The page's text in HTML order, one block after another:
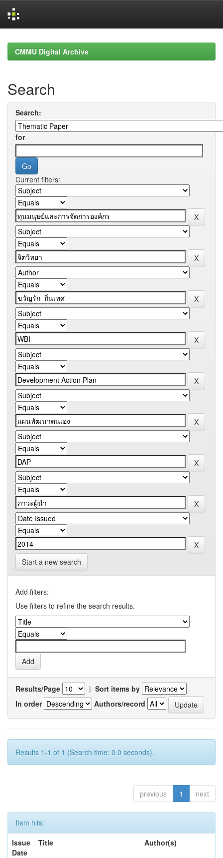
navigationCMMU Digital Archive
Search
Search:
for
Current filters:
Start a new search
Add filters:
Use filters to refine the search results.
Results/Page | Sort items by
In order
Authors/record
Results 1-1 of 1 (Search time: 0.0 seconds).
previous 1 next
Item hits:
Issue
Date
Title Author(s)